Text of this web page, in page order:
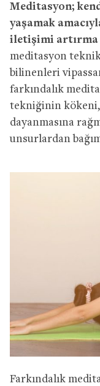
Meditasyon;
yaşamak
iletişimi
meditasyon
bilinenleri
farkındalık
tekniğinin
dayanmasına
unsurlardan
Farkındalık